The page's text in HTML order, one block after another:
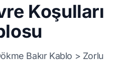
Koşulları
Bakır Kablo > Zorlu